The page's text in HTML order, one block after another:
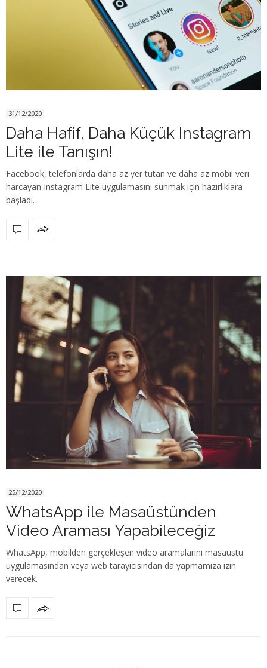
31/12/2020
Daha Hafif, Daha Küçük Instagram
Lite ile Tanışın!
Facebook, telefonlarda daha az yer tutan ve daha az mobil veri
harcayan Instagram Lite uygulamasını sunmak için hazırlıklara
başladı.
25/12/2020
WhatsApp ile Masaüstünden
Video Araması Yapabileceğiz
WhatsApp, mobilden gerçekleşen video aramalarını masaüstü
uygulamasından veya web tarayıcısından da yapmamıza izin
verecek.